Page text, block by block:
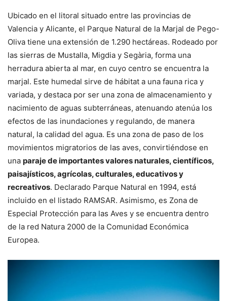
Ubicado en el litoral situado entre las provincias de
Valencia y Alicante, el Parque Natural de la Marjal de Pego-
Oliva tiene una extensión de 1.290 hectáreas. Rodeado por
las sierras de Mustalla, Migdia y Segària, forma una
herradura abierta al mar, en cuyo centro se encuentra la
marjal. Este humedal sirve de hábitat a una fauna rica y
variada, y destaca por ser una zona de almacenamiento y
nacimiento de aguas subterráneas, atenuando atenúa los
efectos de las inundaciones y regulando, de manera
natural, la calidad del agua. Es una zona de paso de los
movimientos migratorios de las aves, convirtiéndose en
una paraje de importantes valores naturales, científicos,
paisajísticos, agrícolas, culturales, educativos y
recreativos. Declarado Parque Natural en 1994, está
incluido en el listado RAMSAR. Asimismo, es Zona de
Especial Protección para las Aves y se encuentra dentro
de la red Natura 2000 de la Comunidad Económica
Europea.